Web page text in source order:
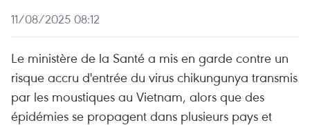
11/08/2025 08:12
Le ministère de la Santé a mis en garde contre un
risque accru d'entrée du virus chikungunya transmis
par les moustiques au Vietnam, alors que des
épidémies se propagent dans plusieurs pays et